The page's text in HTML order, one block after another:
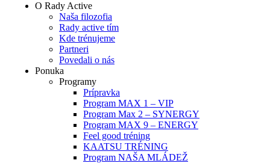
O Rady Active
Naša filozofia
Rady active tím
Kde trénujeme
Partneri
Povedali o nás
Ponuka
Programy
Prípravka
Program MAX 1 – VIP
Program Max 2 – SYNERGY
Program MAX 9 – ENERGY
Feel good tréning
KAATSU TRÉNING
Program NAŠA MLÁDEŽ